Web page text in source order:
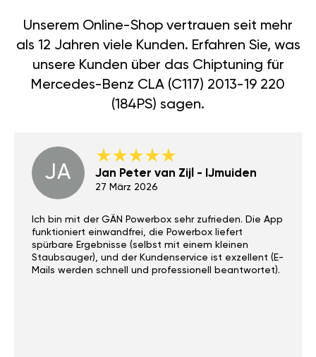
Unserem Online-Shop vertrauen seit mehr
als 12 Jahren viele Kunden. Erfahren Sie, was
unsere Kunden über das Chiptuning für
Mercedes-Benz CLA (C117) 2013-19 220
(184PS) sagen.
JA Jan Peter van Zijl - IJmuiden
27 März 2026
Ich bin mit der GÄN Powerbox sehr zufrieden. Die App
funktioniert einwandfrei, die Powerbox liefert
spürbare Ergebnisse (selbst mit einem kleinen
Staubsauger), und der Kundenservice ist exzellent (E-
Mails werden schnell und professionell beantwortet).